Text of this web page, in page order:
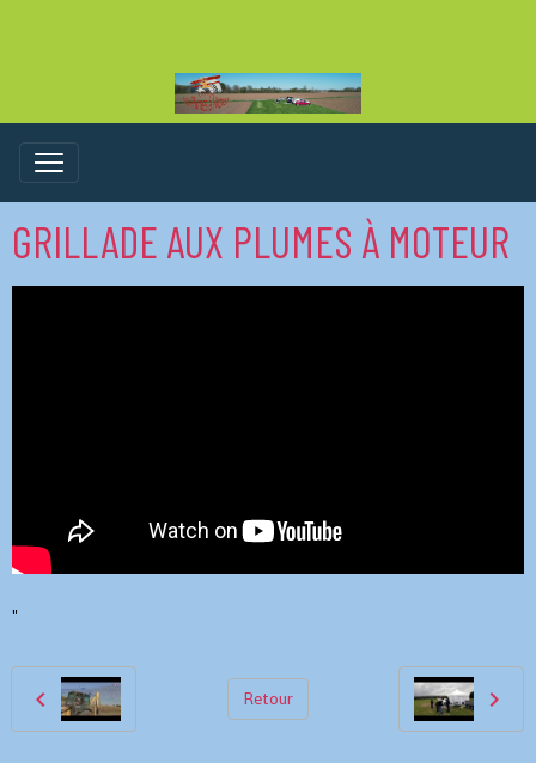
GRILLADE AUX PLUMES À MOTEUR
"
Retour